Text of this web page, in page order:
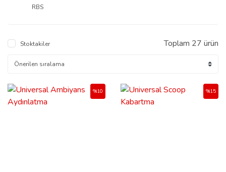
RBS
Stoktakiler Toplam 27 ürün
%10 %15